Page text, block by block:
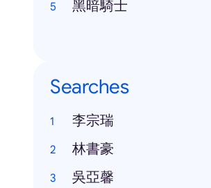
黑暗騎士
Searches
李宗瑞
林書豪
吳亞馨